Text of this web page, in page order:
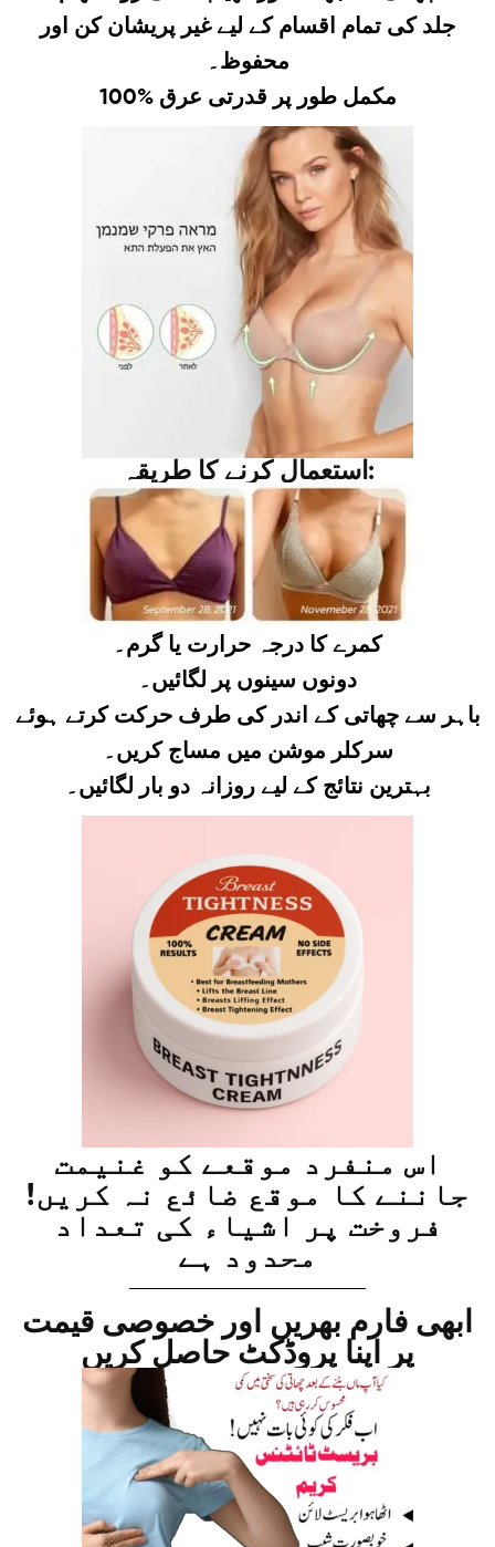
جلد کی تمام اقسام کے لیے غیر پریشان کن اور
محفوظ۔
100% مکمل طور پر قدرتی عرق
استعمال کرنے کا طریقہ:
کمرے کا درجہ حرارت یا گرم۔
دونوں سینوں پر لگائیں۔
باہر سے چھاتی کے اندر کی طرف حرکت کرتے ہوئے
سرکلر موشن میں مساج کریں۔
بہترین نتائج کے لیے روزانہ دو بار لگائیں۔
اس منفرد موقعے کو غنیمت
جاننے کا موقع ضائع نہ کریں!
فروخت پر اشیاء کی تعداد
محدود ہے
ابھی فارم بھریں اور خصوصی قیمت
پر اپنا پروڈکٹ حاصل کریں